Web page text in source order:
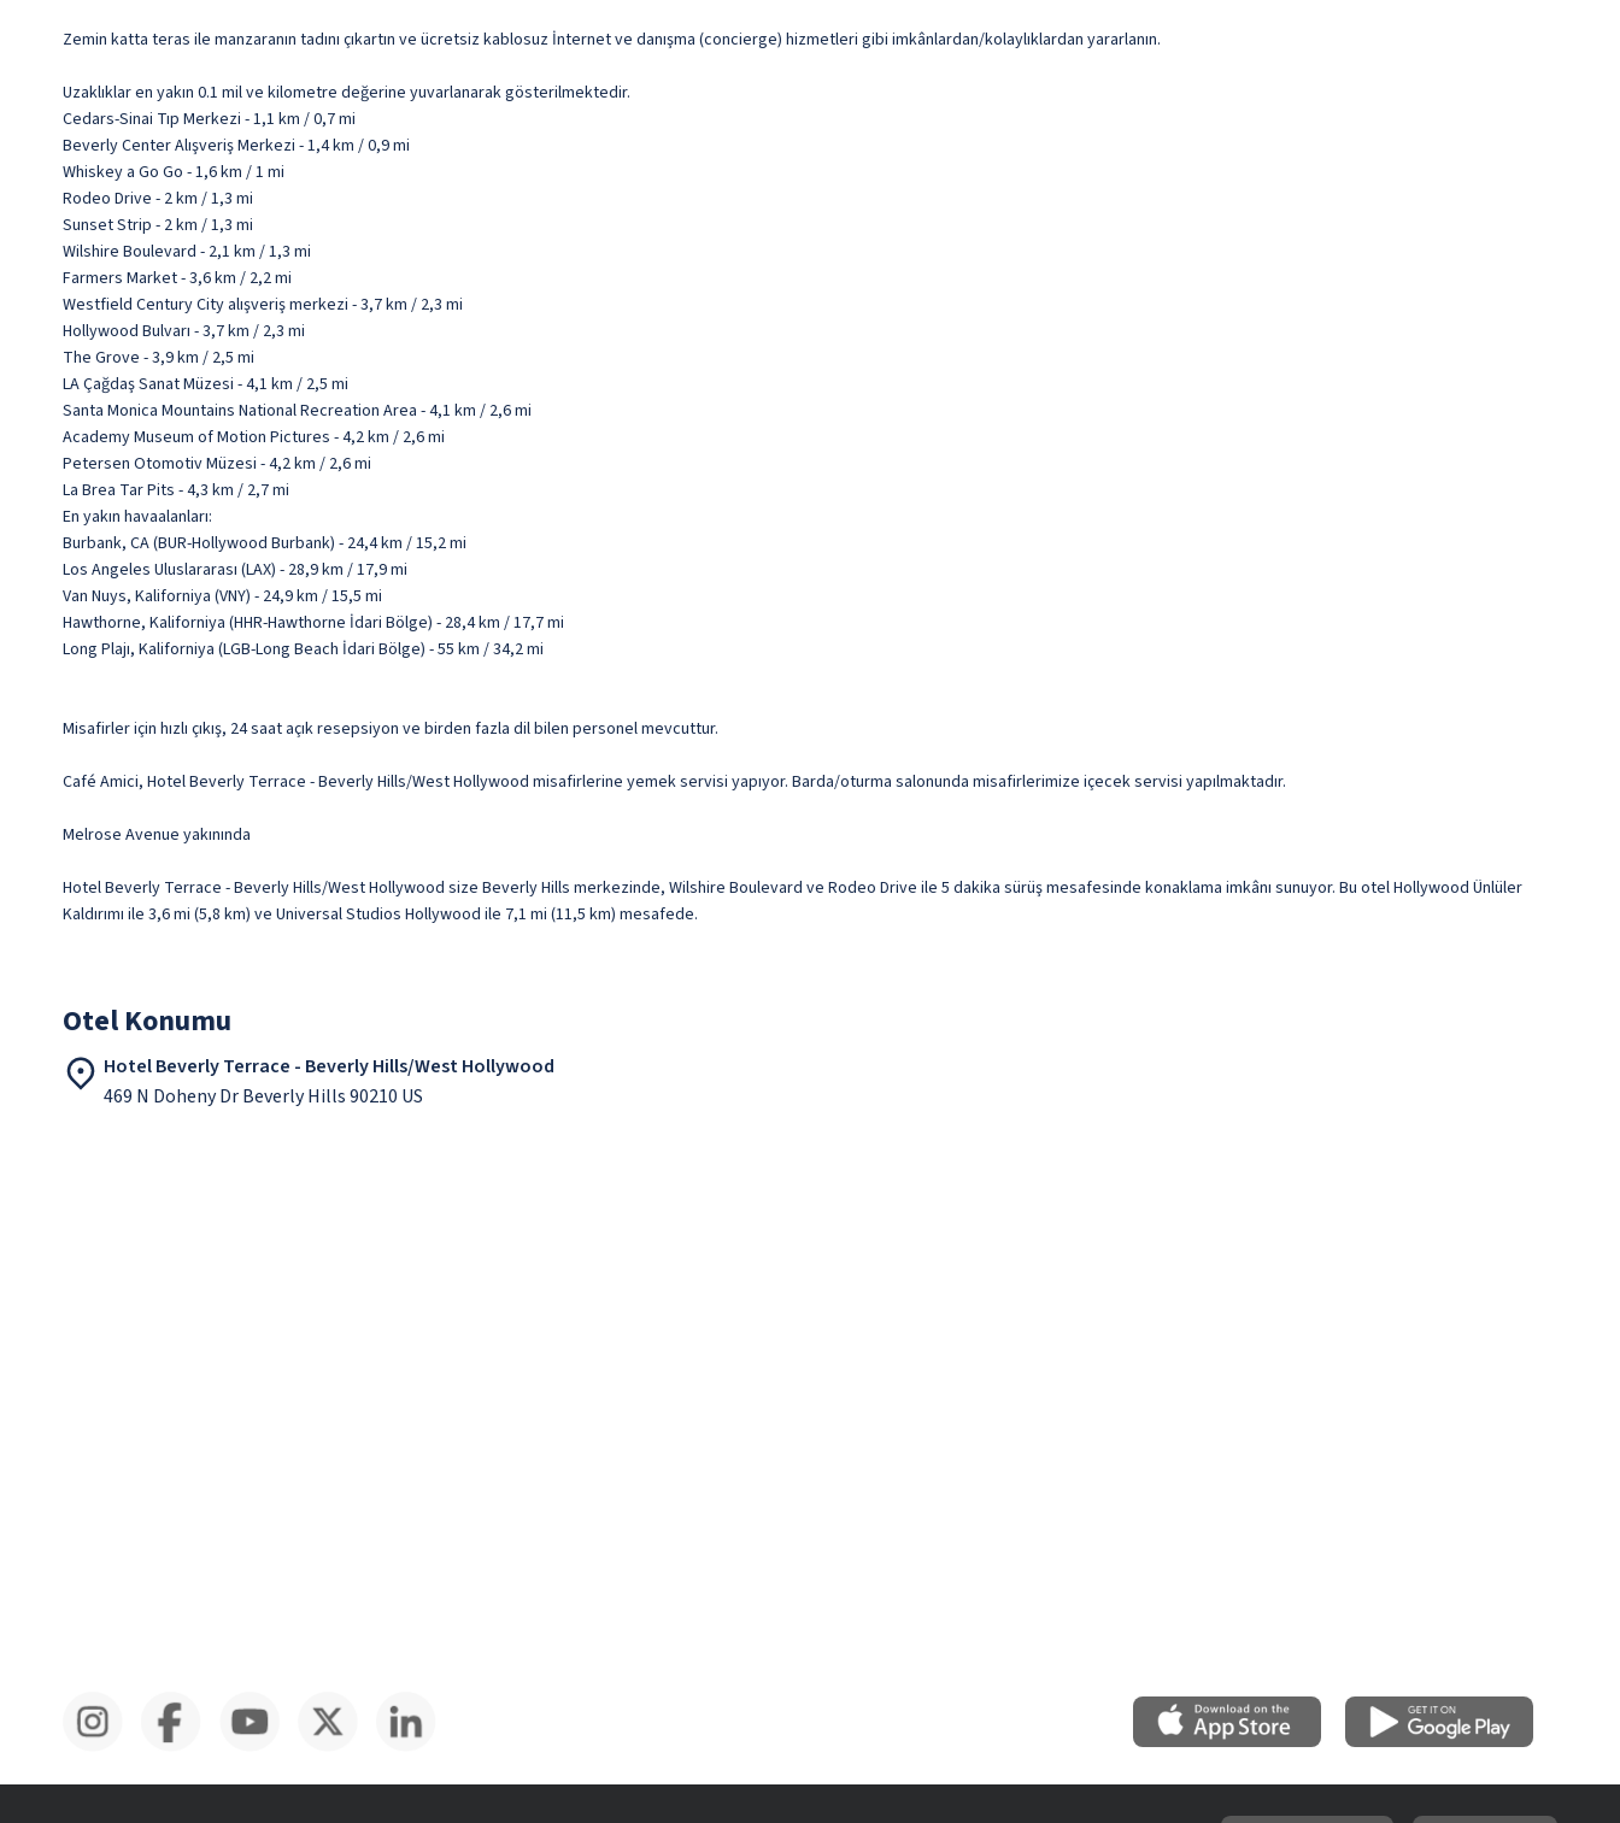
Zemin katta teras ile manzaranın tadını çıkartın ve ücretsiz kablosuz İnternet ve danışma (concierge) hizmetleri gibi imkânlardan/kolaylıklardan yararlanın.
Uzaklıklar en yakın 0.1 mil ve kilometre değerine yuvarlanarak gösterilmektedir.
Cedars-Sinai Tıp Merkezi - 1,1 km / 0,7 mi
Beverly Center Alışveriş Merkezi - 1,4 km / 0,9 mi
Whiskey a Go Go - 1,6 km / 1 mi
Rodeo Drive - 2 km / 1,3 mi
Sunset Strip - 2 km / 1,3 mi
Wilshire Boulevard - 2,1 km / 1,3 mi
Farmers Market - 3,6 km / 2,2 mi
Westfield Century City alışveriş merkezi - 3,7 km / 2,3 mi
Hollywood Bulvarı - 3,7 km / 2,3 mi
The Grove - 3,9 km / 2,5 mi
LA Çağdaş Sanat Müzesi - 4,1 km / 2,5 mi
Santa Monica Mountains National Recreation Area - 4,1 km / 2,6 mi
Academy Museum of Motion Pictures - 4,2 km / 2,6 mi
Petersen Otomotiv Müzesi - 4,2 km / 2,6 mi
La Brea Tar Pits - 4,3 km / 2,7 mi
En yakın havaalanları:
Burbank, CA (BUR-Hollywood Burbank) - 24,4 km / 15,2 mi
Los Angeles Uluslararası (LAX) - 28,9 km / 17,9 mi
Van Nuys, Kaliforniya (VNY) - 24,9 km / 15,5 mi
Hawthorne, Kaliforniya (HHR-Hawthorne İdari Bölge) - 28,4 km / 17,7 mi
Long Plajı, Kaliforniya (LGB-Long Beach İdari Bölge) - 55 km / 34,2 mi
Misafirler için hızlı çıkış, 24 saat açık resepsiyon ve birden fazla dil bilen personel mevcuttur.
Café Amici, Hotel Beverly Terrace - Beverly Hills/West Hollywood misafirlerine yemek servisi yapıyor. Barda/oturma salonunda misafirlerimize içecek servisi yapılmaktadır.
Melrose Avenue yakınında
Hotel Beverly Terrace - Beverly Hills/West Hollywood size Beverly Hills merkezinde, Wilshire Boulevard ve Rodeo Drive ile 5 dakika sürüş mesafesinde konaklama imkânı sunuyor. Bu otel Hollywood Ünlüler
Kaldırımı ile 3,6 mi (5,8 km) ve Universal Studios Hollywood ile 7,1 mi (11,5 km) mesafede.
Otel Konumu
Hotel Beverly Terrace - Beverly Hills/West Hollywood
469 N Doheny Dr Beverly Hills 90210 US